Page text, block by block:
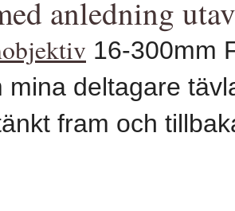
anledning
16-300mm
mina deltagare
fram och